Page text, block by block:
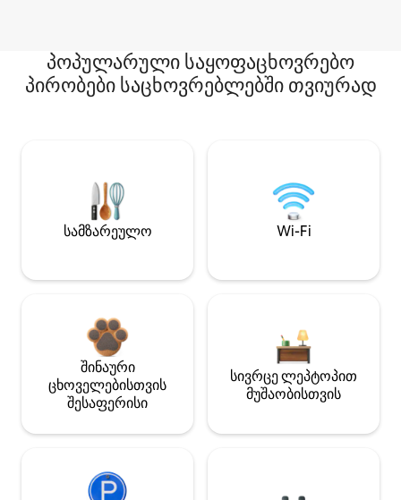
პოპულარული საყოფაცხოვრებო
პირობები საცხოვრებლებში თვიურად
სამზარეულო Wi-Fi
შინაური
ცხოველებისთვის
შესაფერისი
სივრცე ლეპტოპით
მუშაობისთვის